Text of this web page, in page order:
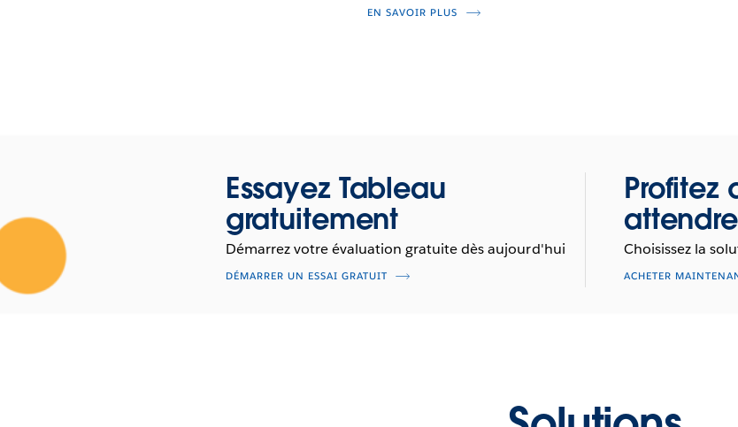
EN SAVOIR PLUS
Essayez Tableau
gratuitement
Démarrez votre évaluation gratuite dès aujourd'hui
DÉMARRER UN ESSAI GRATUIT
Profitez
attendre
Choisissez la
ACHETER